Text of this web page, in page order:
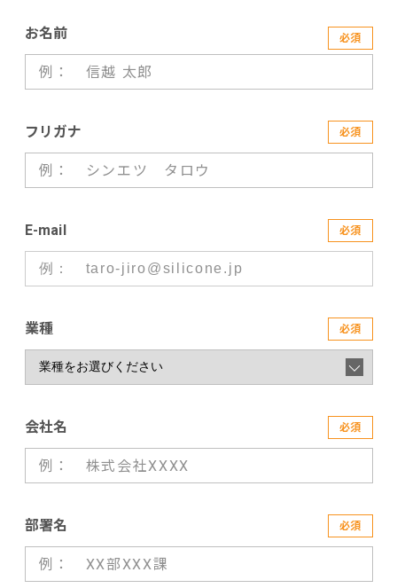
お名前 必須
フリガナ 必須
E-mail 必須
業種 必須
会社名 必須
部署名 必須